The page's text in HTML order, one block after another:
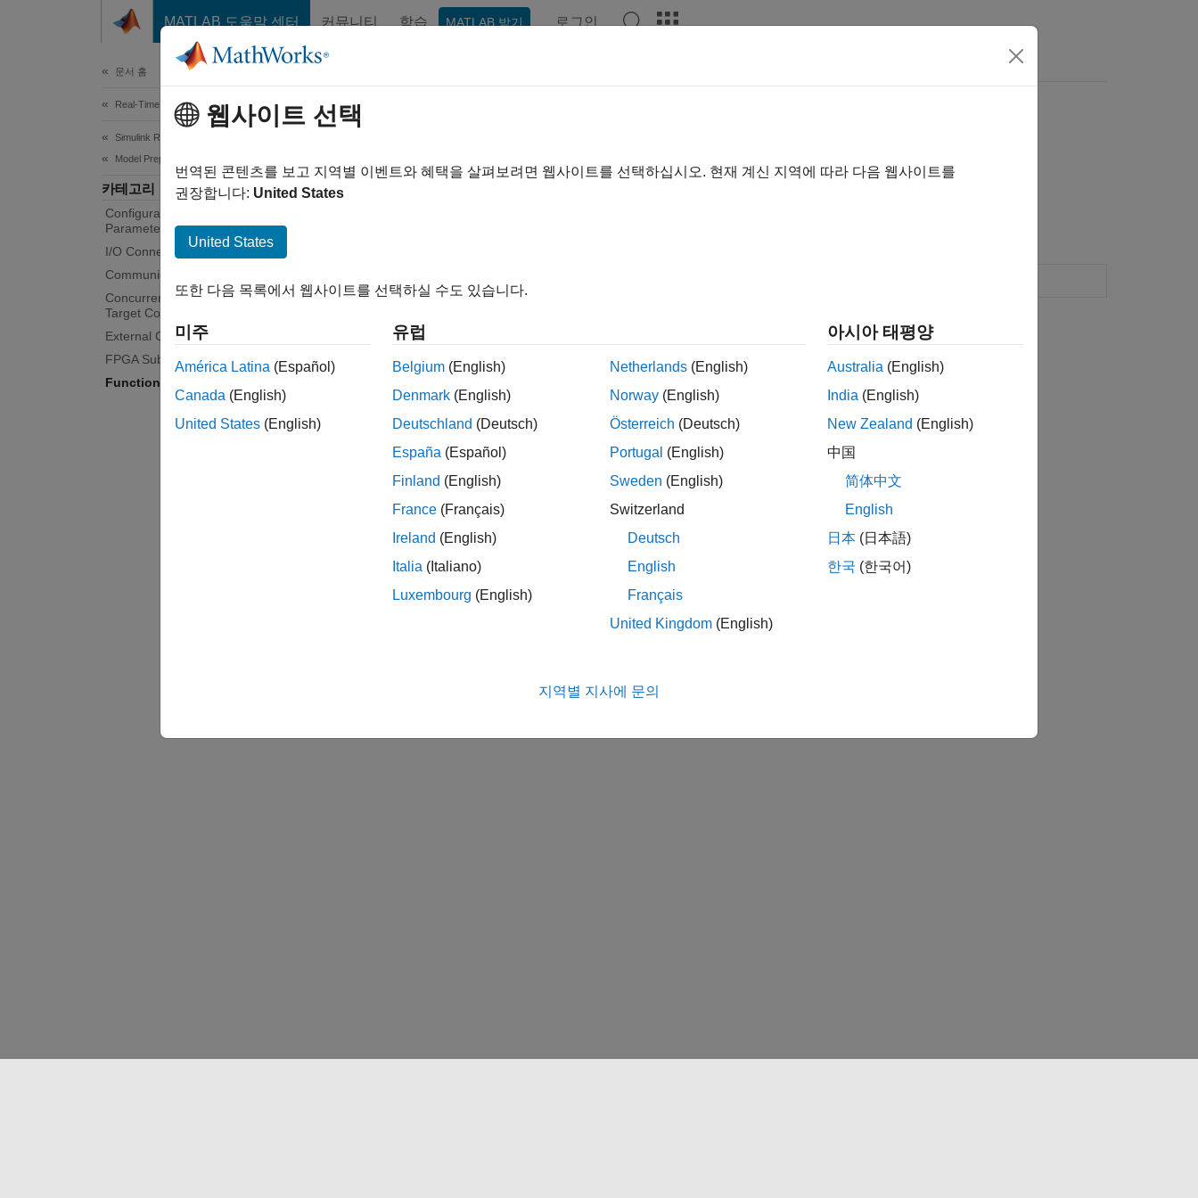
MATLAB 도움말 센터 커뮤니티 학습 MATLAB 받기 로그인
문서 홈
Real-Time Simulation and Testing
Simulink Real-Time
Model Preparation for Real-Time Execution
카테고리
Configuration Parameters, Block
Parameters, and Inport Data
I/O Connectivity Blocks
Communication Protocol Blocks
Concurrent Execution with Multicore
Target Computer
External Code Integration
FPGA Subsystem Configuration
Functional Mock-up Units
Functional Mock-up Units
Apply FMU blocks inSimulink ®Real-Time™models for co-simulation
Topics
Apply Functional Mock-up Units by Using Simulink Real-Time
Apply FMU blocks in Simulink Real-Time models for co-simulation.
Tune Functional Mock-Up Unit Parameters Using Simulink Real-Time
Tune FMU parameters by using Simulink Real-Time.
웹사이트 선택
번역된 콘텐츠를 보고 지역별 이벤트와 혜택을 살펴보려면 웹사이트를 선택하십시오. 현재 계신 지역에 따라 다음 웹사이트를
권장합니다: United States
United States
또한 다음 목록에서 웹사이트를 선택하실 수도 있습니다.
미주
América Latina (Español)
Canada (English)
United States (English)
유럽
Belgium (English)
Denmark (English)
Deutschland (Deutsch)
España (Español)
Finland (English)
France (Français)
Ireland (English)
Italia (Italiano)
Luxembourg (English)
Netherlands (English)
Norway (English)
Österreich (Deutsch)
Portugal (English)
Sweden (English)
Switzerland
Deutsch
English
Français
United Kingdom (English)
아시아 태평양
Australia (English)
India (English)
New Zealand (English)
中国
简体中文
English
日本 (日本語)
한국 (한국어)
지역별 지사에 문의